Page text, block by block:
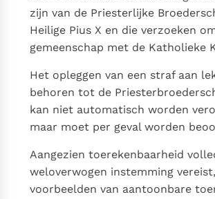
Het Vaticaan publiceert een nieuwe
van het Romeins martyrologium
Vaticaanse financiële waakhond
Paus spreekt het
een taak"
Paus in Pavia: St. Augustinus toont ons
"naar het innerlijk" toe te keren.
RK Documenten stelt heel veel
Katholieke Kerk in het
en is volledig afhankelijk van
zijn van de Priesterlijke
Heilige Pius X en die verzoeken
gemeenschap met de Katholieke
Het opleggen van een straf aan
behoren tot de
kan niet automatisch worden
maar moet per geval worden
Aangezien toerekenbaarheid
weloverwogen instemming
voorbeelden van aantoonbare